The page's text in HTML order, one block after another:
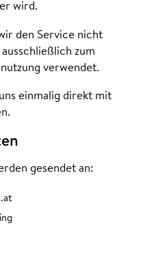
wird.
den Service nicht
zum
verwendet.
einmalig direkt mit
gesendet an: